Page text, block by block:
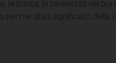
la bontà, la tenerezza nei
me sta il significato della